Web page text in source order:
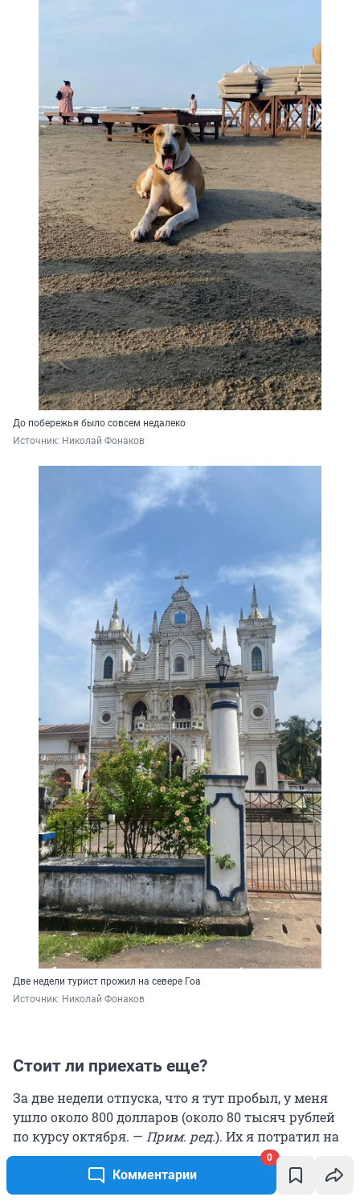
Комментарии
0
До побережья было совсем недалеко
Источник: Николай Фонаков
Две недели турист прожил на севере Гоа
Источник: Николай Фонаков
Стоит ли приехать еще?
За две недели отпуска, что я тут пробыл, у меня
ушло около 800 долларов (около 80 тысяч рублей
по курсу октября. — Прим. ред.). Их я потратил на
себя и закупился огромным количеством
подарков для родственников и друзей. Еще около
19 тысяч рублей заплатил за проживание и 60